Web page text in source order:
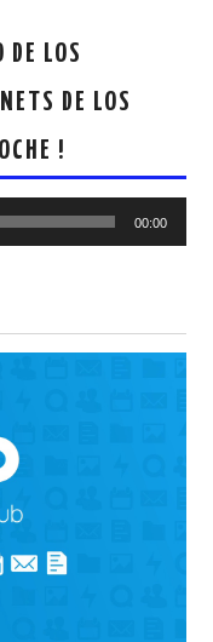
LOS
DE LOS
!
00:00